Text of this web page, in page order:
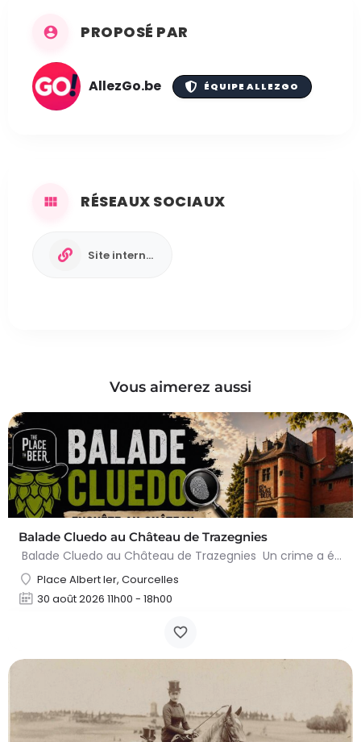
PROPOSÉ PAR
AllezGo.be ÉQUIPE ALLEZGO
RÉSEAUX SOCIAUX
Site internet
Vous aimerez aussi
Balade Cluedo au Château de Trazegnies
Balade Cluedo au Château de Trazegnies Un crime a été commis au Château de Trazegnies… À vous de résoudre…
Place Albert Ier, Courcelles
30 août 2026 11h00 - 18h00